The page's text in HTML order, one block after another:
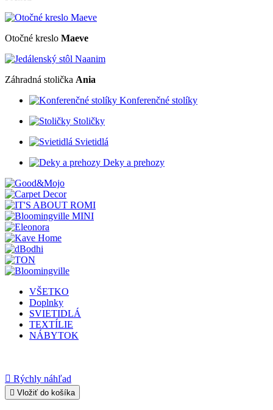
Otočné kreslo Maeve
Záhradná stolička Ania
Konferenčné stolíky
Stoličky
Svietidlá
Deky a prehozy
VŠETKO
Doplnky
SVIETIDLÁ
TEXTÍLIE
NÁBYTOK
 Rýchly náhľad
 Vložiť do košíka